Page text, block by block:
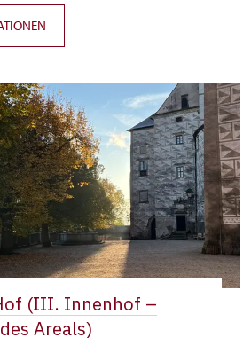
(III. Innenhof –
Areals)